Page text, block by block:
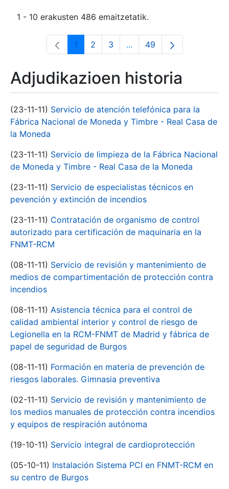
1 - 10 erakusten 486 emaitzetatik.
Orrialdea
1 Orrialdea
2 Orrialdea
3 ...Intermediate Pages Use
Orrialdea
49
Adjudikazioen historia
(23-11-11) Servicio de atención telefónica para la
Fábrica Nacional de Moneda y Timbre - Real Casa de
la Moneda
(23-11-11) Servicio de limpieza de la Fábrica Nacional
de Moneda y Timbre - Real Casa de la Moneda
(23-11-11) Servicio de especialistas técnicos en
pevención y extinción de incendios
(23-11-11) Contratación de organismo de control
autorizado para certificación de maquinaria en la
FNMT-RCM
(08-11-11) Servicio de revisión y mantenimiento de
medios de compartimentación de protección contra
incendios
(08-11-11) Asistencia técnica para el control de
calidad ambiental interior y control de riesgo de
Legionella en la RCM-FNMT de Madrid y fábrica de
papel de seguridad de Burgos
(08-11-11) Formación en materia de prevención de
riesgos laborales. Gimnasia preventiva
(02-11-11) Servicio de revisión y mantenimiento de
los medios manuales de protección contra incendios
y equipos de respiración autónoma
(19-10-11) Servicio integral de cardioprotección
(05-10-11) Instalación Sistema PCI en FNMT-RCM en
su centro de Burgos